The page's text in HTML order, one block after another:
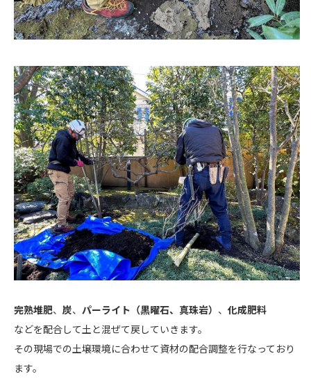
完熟堆肥、 炭、 パーライト（黒曜石、真珠岩） 、 化成肥料
などを配合して土と混ぜて戻していきます。
その現場での土壌環境に合わせて資材の配合調整を行なっており
ます。